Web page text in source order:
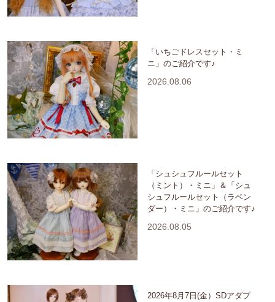
「いちごドレスセット・ミ
ニ」のご紹介です♪
2026.08.06
「シュシュフルールセット
（ミント）・ミニ」＆「シュ
シュフルールセット（ラベン
ダー）・ミニ」のご紹介です♪
2026.08.05
2026年8月7日(金）SDアダプ